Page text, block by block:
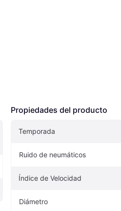
Propiedades del producto
Temporada
Ruido de neumáticos
Índice de Velocidad
Diámetro